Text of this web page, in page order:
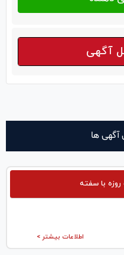
آگهی
آگهی ها
با سفته
اطلاعات بیشتر >